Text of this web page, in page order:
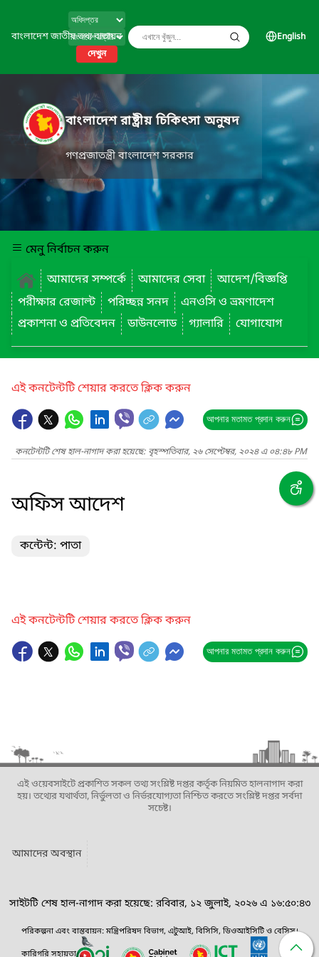
বাংলাদেশ জাতীয় তথ্য বাতায়ন
দেখুন
English
বাংলাদেশ রাষ্ট্রীয় চিকিৎসা অনুষদ
গণপ্রজাতন্ত্রী বাংলাদেশ সরকার
মেনু নির্বাচন করুন
আমাদের সম্পর্কে
আমাদের সেবা
আদেশ/বিজ্ঞপ্তি
পরীক্ষার রেজাল্ট
পরিচ্ছন্ন সনদ
এনওসি ও ভ্রমণাদেশ
প্রকাশনা ও প্রতিবেদন
ডাউনলোড গ্যালারি যোগাযোগ
এই কনটেন্টটি শেয়ার করতে ক্লিক করুন
আপনার মতামত প্রদান করুন
কনটেন্টটি শেষ হাল-নাগাদ করা হয়েছে: বৃহস্পতিবার, ২৬ সেপ্টেম্বর, ২০২৪ এ ০৪:৪৮ PM
অফিস আদেশ
কন্টেন্ট: পাতা
এই কনটেন্টটি শেয়ার করতে ক্লিক করুন
আপনার মতামত প্রদান করুন
এই ওয়েবসাইটে প্রকাশিত সকল তথ্য সংশ্লিষ্ট দপ্তর কর্তৃক নিয়মিত হালনাগাদ করা
হয়। তথ্যের যথার্থতা, নির্ভুলতা ও নির্ভরযোগ্যতা নিশ্চিত করতে সংশ্লিষ্ট দপ্তর সর্বদা
সচেষ্ট।
আমাদের অবস্থান
সাইটটি শেষ হাল-নাগাদ করা হয়েছে: রবিবার, ১২ জুলাই, ২০২৬ এ ১৬:৫০:৪৩
পরিকল্পনা এবং বাস্তবায়ন: মন্ত্রিপরিষদ বিভাগ, এটুআই, বিসিসি, ডিওআইসিটি ও বেসিস।
কারিগরি সহায়তা